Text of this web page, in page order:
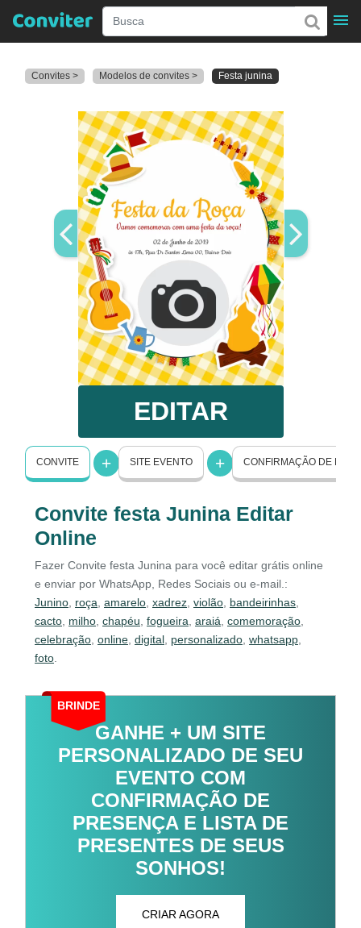
Convites > Modelos de convites > Festa junina
EDITAR
CONVITE SITE EVENTO CONFIRMAÇÃO DE
Convite festa Junina Editar
Online
Fazer Convite festa Junina para você editar grátis online
e enviar por WhatsApp, Redes Sociais ou e-mail.:
Junino roça amarelo xadrez violão bandeirinhas
cacto milho chapéu fogueira araiá comemoração
celebração online digital personalizado whatsapp
foto
BRINDE
GANHE + UM SITE
PERSONALIZADO DE SEU
EVENTO COM
CONFIRMAÇÃO DE
PRESENÇA E LISTA DE
PRESENTES DE SEUS
SONHOS!
CRIAR AGORA